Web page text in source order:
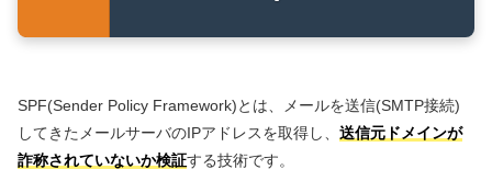
SPF(Sender Policy Framework)とは、メールを送信(SMTP接続)
してきたメールサーバのIPアドレスを取得し、 送信元ドメインが
詐称されていないか検証する技術です。